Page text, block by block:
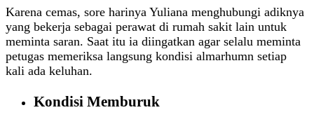
Karena cemas, sore harinya Yuliana menghubungi adiknya
yang bekerja sebagai perawat di rumah sakit lain untuk
meminta saran. Saat itu ia diingatkan agar selalu meminta
petugas memeriksa langsung kondisi almarhumn setiap
kali ada keluhan.
‎Kondisi Memburuk